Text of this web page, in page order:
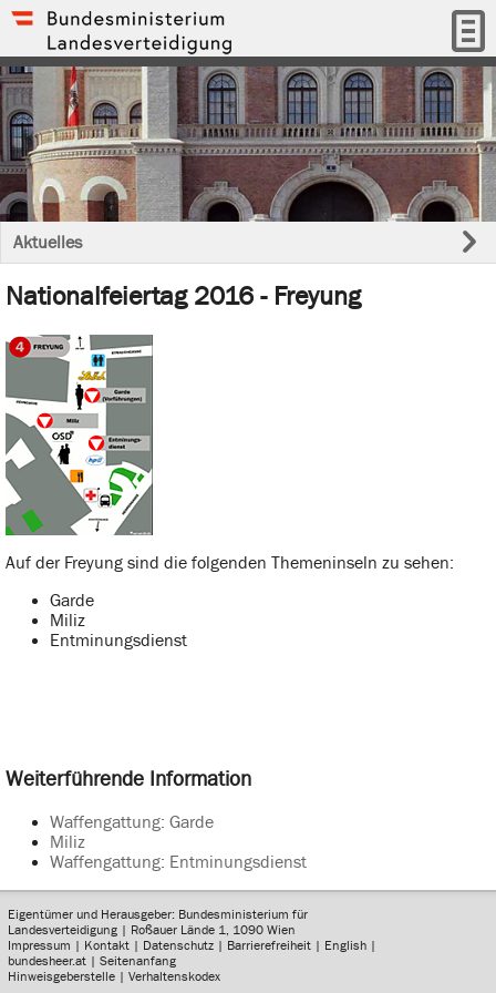
Aktuelles
Nationalfeiertag 2016 - Freyung
Auf der Freyung sind die folgenden Themeninseln zu sehen:
Garde
Miliz
Entminungsdienst
Weiterführende Information
Waffengattung: Garde
Miliz
Waffengattung: Entminungsdienst
Eigentümer und Herausgeber: Bundesministerium für
Landesverteidigung | Roßauer Lände 1, 1090 Wien
Impressum | Kontakt | Datenschutz | Barrierefreiheit | English |
bundesheer.at |Seitenanfang
Hinweisgeberstelle |Verhaltenskodex